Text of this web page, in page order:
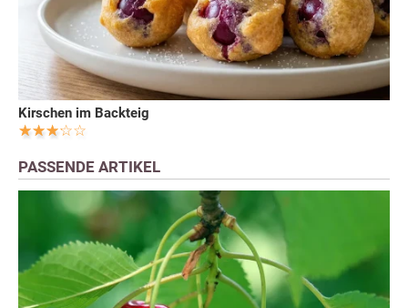
Kirschen im Backteig
PASSENDE ARTIKEL